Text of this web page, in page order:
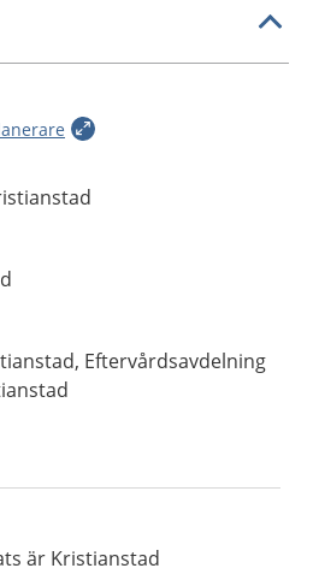
Eftervårdsavdelning
är Kristianstad